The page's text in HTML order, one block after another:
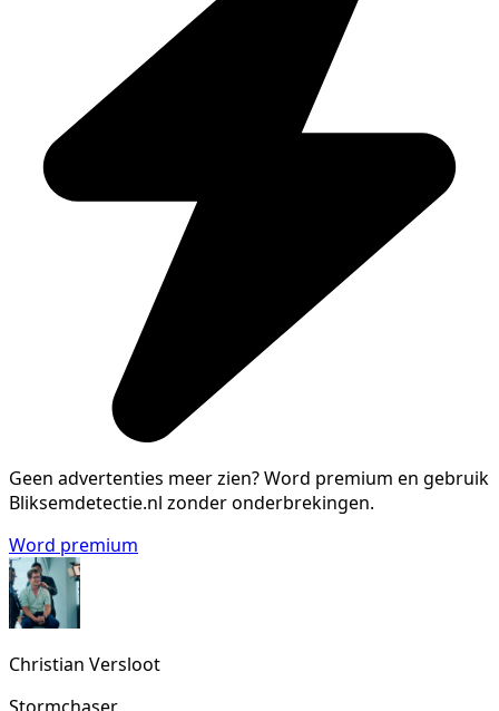
Geen advertenties meer zien?Word premium en gebruik
Bliksemdetectie.nl zonder onderbrekingen.
Word premium
Christian Versloot